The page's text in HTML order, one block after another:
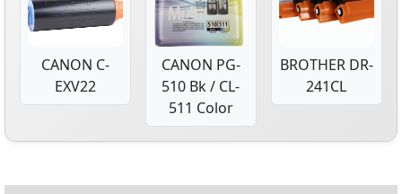
CANON C-
EXV22
CANON PG-
510 Bk / CL-
511 Color
BROTHER DR-
241CL